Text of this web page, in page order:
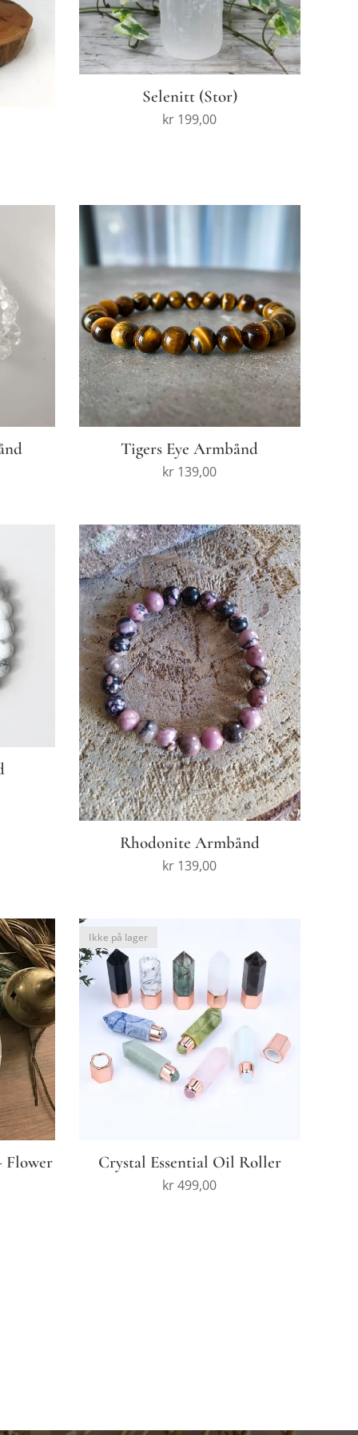
Selenitt (Stor)
kr 199,00
Tigers Eye Armbånd
kr 139,00
Rhodonite Armbånd
kr 139,00
Flower Crystal Essential Oil Roller
Ikke på lager
kr499,00